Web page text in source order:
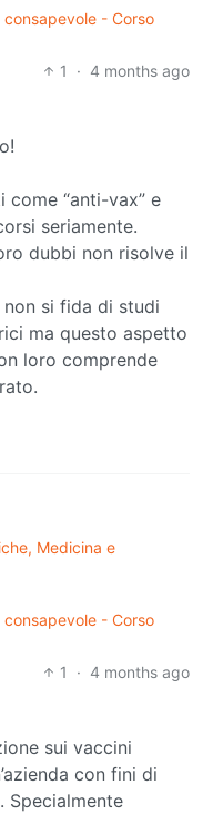
- Corso
1
· 4 months ago
“anti-vax” e
seriamente.
dubbi non risolve il
si fida di studi
ma questo aspetto
loro comprende
Medicina e
- Corso
1
· 4 months ago
sui vaccini
con fini di